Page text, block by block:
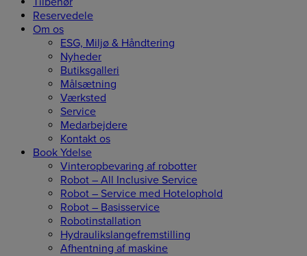
Reservedele
Om os
ESG, Miljø & Håndtering
Nyheder
Butiksgalleri
Målsætning
Værksted
Service
Medarbejdere
Kontakt os
Book Ydelse
Vinteropbevaring af robotter
Robot – All Inclusive Service
Robot – Service med Hotelophold
Robot – Basisservice
Robotinstallation
Hydraulikslangefremstilling
Afhentning af maskine